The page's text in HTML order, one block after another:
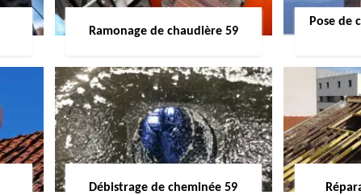
Ramonage de chaudière 59
Pose de
Débistrage de cheminée 59